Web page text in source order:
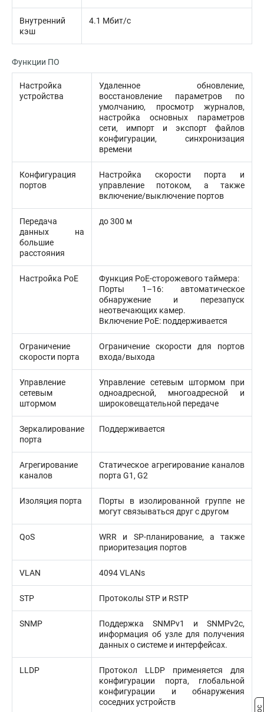
Внутренний
кэш
4.1 Мбит/с
Функции ПО
Настройка
устройства
Удаленное обновление,
восстановление параметров по
умолчанию, просмотр журналов,
настройка основных параметров
сети, импорт и экспорт файлов
конфигурации, синхронизация
времени
Конфигурация
портов
Настройка скорости порта и
управление потоком, а также
включение/выключение портов
Передача
данных на
большие
расстояния
до 300 м
Настройка PoE
Функция PoE-сторожевого таймера:
Порты 1–16: автоматическое
обнаружение и перезапуск
неотвечающих камер.
Включение PoE: поддерживается
Ограничение
скорости порта
Ограничение скорости для портов
входа/выхода
Управление
сетевым
штормом
Управление сетевым штормом при
одноадресной, многоадресной и
широковещательной передаче
Зеркалирование
порта
Поддерживается
Агрегирование
каналов
Статическое агрегирование каналов
порта G1, G2
Изоляция порта
Порты в изолированной группе не
могут связываться друг с другом
QoS
WRR и SP-планирование, а также
приоритезация портов
VLAN 4094 VLANs
STP Протоколы STP и RSTP
SNMP
Поддержка SNMPv1 и SNMPv2c,
информация об узле для получения
данных о системе и интерфейсах.
LLDP
Протокол LLDP применяется для
конфигурации порта, глобальной
конфигурации и обнаружения
соседних устройств